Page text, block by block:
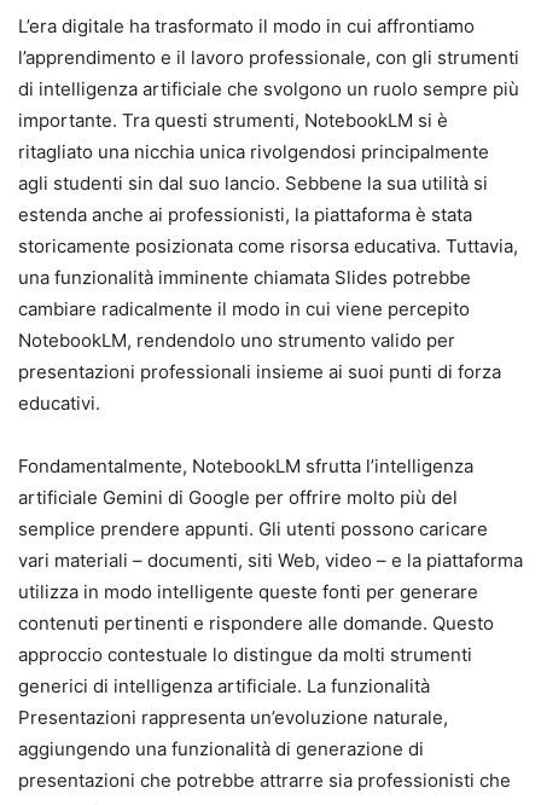
L’era digitale ha trasformato il modo in cui affrontiamo
l’apprendimento e il lavoro professionale, con gli strumenti
di intelligenza artificiale che svolgono un ruolo sempre più
importante. Tra questi strumenti, NotebookLM si è
ritagliato una nicchia unica rivolgendosi principalmente
agli studenti sin dal suo lancio. Sebbene la sua utilità si
estenda anche ai professionisti, la piattaforma è stata
storicamente posizionata come risorsa educativa. Tuttavia,
una funzionalità imminente chiamata Slides potrebbe
cambiare radicalmente il modo in cui viene percepito
NotebookLM, rendendolo uno strumento valido per
presentazioni professionali insieme ai suoi punti di forza
educativi.
Fondamentalmente, NotebookLM sfrutta l’intelligenza
artificiale Gemini di Google per offrire molto più del
semplice prendere appunti. Gli utenti possono caricare
vari materiali – documenti, siti Web, video – e la piattaforma
utilizza in modo intelligente queste fonti per generare
contenuti pertinenti e rispondere alle domande. Questo
approccio contestuale lo distingue da molti strumenti
generici di intelligenza artificiale. La funzionalità
Presentazioni rappresenta un’evoluzione naturale,
aggiungendo una funzionalità di generazione di
presentazioni che potrebbe attrarre sia professionisti che